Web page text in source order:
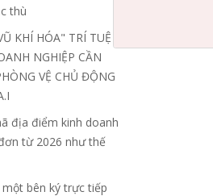
thù
KHÍ HÓA" TRÍ TUỆ
NGHIỆP CẦN
VỆ CHỦ ĐỘNG
địa điểm kinh doanh
từ 2026 như thế
bên ký trực tiếp